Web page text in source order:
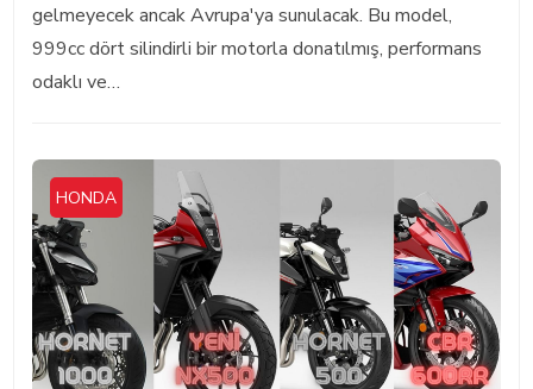
gelmeyecek ancak Avrupa'ya sunulacak. Bu model,
999cc dört silindirli bir motorla donatılmış, performans
odaklı ve…
HONDA